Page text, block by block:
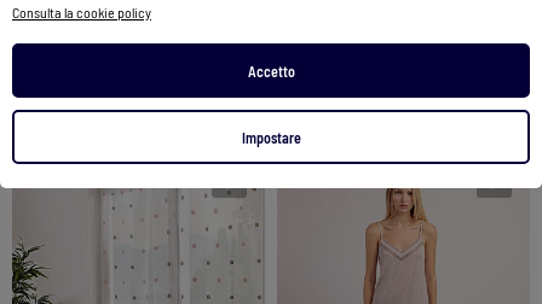
Consulta la cookie policy
Accetto
Impostare
49,34 € 22,52 €